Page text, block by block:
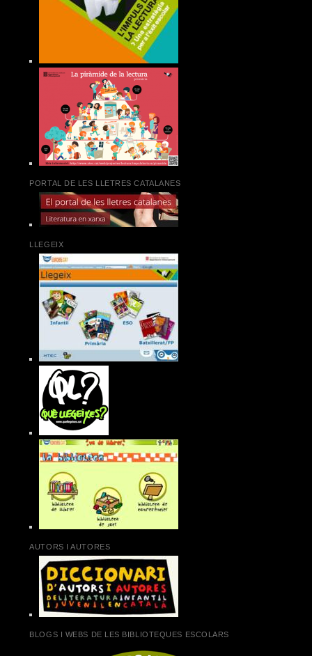
PORTAL DE LES LLETRES CATALANES
LLEGEIX
AUTORS I AUTORES
BLOGS I WEBS DE LES BIBLIOTEQUES ESCOLARS